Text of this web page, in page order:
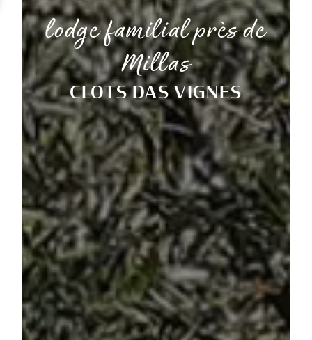
lodge familial près de
Millas
CLOTS DAS VIGNES